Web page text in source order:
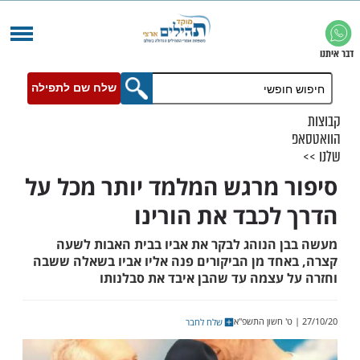
שלח שם לתפילה
מרגש המלמד יותר מכל על
את הורינו
מן הביקורים פנה אליו אביו בשאלה ששבה
עצמה עד שהבן איבד את סבלנותו